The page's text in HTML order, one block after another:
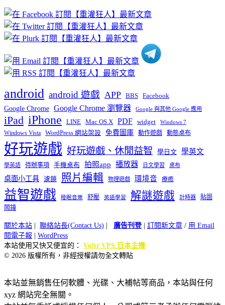
章
分
類
android android 遊戲 APP BBS Facebook
Google Chrome Google Chrome 瀏覽器 Google 與其他 Google 應用
iPad iPhone LINE Mac OS X PDF widget Windows 7
Windows Vista WordPress 網站架設 免費圖庫 動作遊戲 動態桌布
好玩遊戲 好玩遊戲、休閒益智 學日文 學英文
學英語 待辦事項 手機桌布 拍照app 播放器 日文學習 桌布
桌面小工具 濾鏡 照片編輯 物理遊戲 環境音 療癒
益智遊戲 睡眠音樂 舒壓 英語學習 解謎遊戲 計時器
貼圖
鬧鐘
關於本站 聯絡站長(Contact Us) 廣告刊登| 訂閱新文章 / 用 Email
閱電子報
WordPress
本站使用又快又便宜的： Vultr VPS 日本主機
© 2026 版權所有，非經授權請勿全文轉貼
本站並無銷售任何軟體、光碟、大補帖等商品，本站與任何
xyz 網站完全無關。